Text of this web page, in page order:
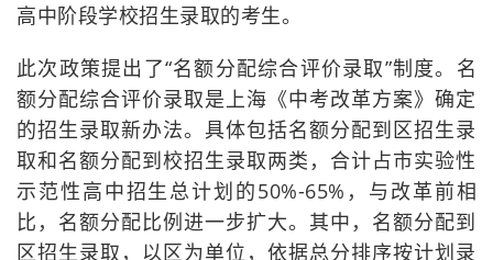
高中阶段学校招生录取的考生。
此次政策提出了“名额分配综合评价录取”制度。名
额分配综合评价录取是上海《中考改革方案》确定
的招生录取新办法。具体包括名额分配到区招生录
取和名额分配到校招生录取两类，合计占市实验性
示范性高中招生总计划的50%-65%，与改革前相
比，名额分配比例进一步扩大。其中，名额分配到
区招生录取，以区为单位，依据总分排序按计划录